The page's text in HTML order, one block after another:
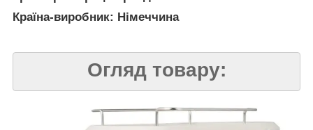
Країна-виробник: Німеччина
Огляд товару: